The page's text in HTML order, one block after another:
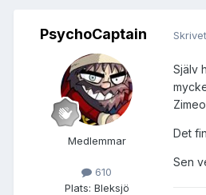
PsychoCaptain
Medlemmar
610
Plats: Bleksjö
Skrivet
Själv
Det
Sen